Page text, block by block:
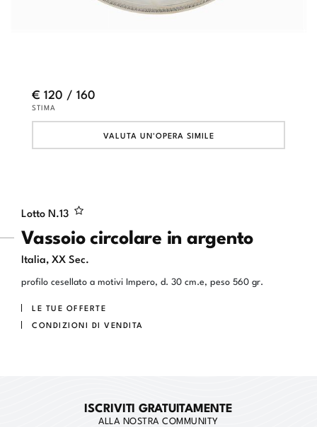
Lotto N.13
Vassoio circolare in argento
Italia, XX Sec.
profilo cesellato a motivi Impero, d. 30 cm.e, peso 560 gr.
LE TUE OFFERTE
CONDIZIONI DI VENDITA
€ 120 / 160
STIMA
VALUTA UN'OPERA SIMILE
ISCRIVITI GRATUITAMENTE
ALLA NOSTRA COMMUNITY